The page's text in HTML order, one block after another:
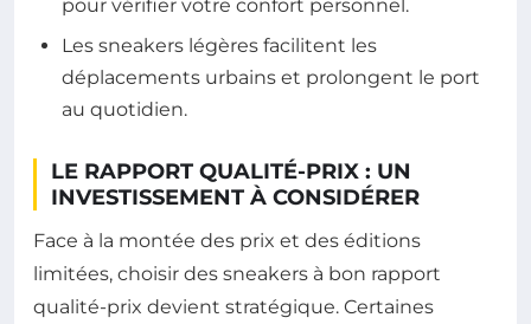
pour vérifier votre confort personnel.
Les sneakers légères facilitent les
déplacements urbains et prolongent le port
au quotidien.
LE RAPPORT QUALITÉ-PRIX : UN
INVESTISSEMENT À CONSIDÉRER
Face à la montée des prix et des éditions
limitées, choisir des sneakers à bon rapport
qualité-prix devient stratégique. Certaines